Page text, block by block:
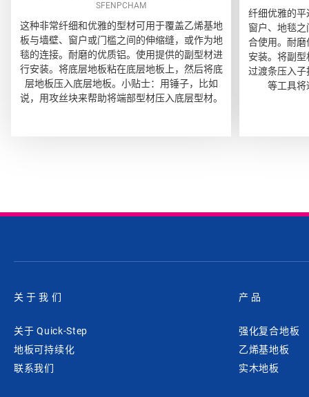
SFENPCHAM
这种非常纤细和优雅的型材可用于覆盖乙烯基地
板与墙壁、窗户或门槛之间的伸缩缝，或作为地
毯的连接。耐磨的优质铝。使用提供的副型材进
行安装。将底层地板粘在底层地板上，然后将底
层地板压入底层地板。小贴士：用锤子，比如
说，用攻丝块来帮助将端部型材压入底层型材。
纤细优雅的
窗户、地毯
合使用。耐
安装。将副
过渡条压入
等工具将
关于我们
关于 Quick-Step
地板可持续化
联系我们
产品
强化复合地板
乙烯基地板
实木地板